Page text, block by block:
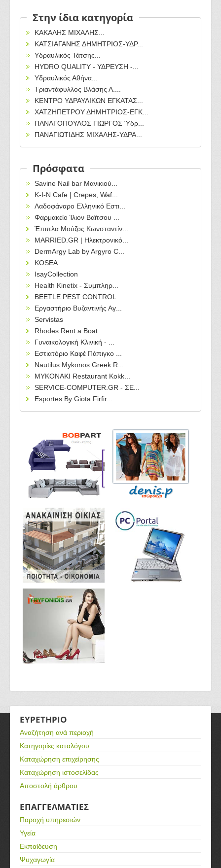
Στην ίδια κατηγορία
ΚΑΚΑΛΗΣ ΜΙΧΑΛΗΣ...
ΚΑΤΣΙΑΓΑΝΗΣ ΔΗΜΗΤΡΙΟΣ-ΥΔΡ...
Υδραυλικός Τάτσης...
HYDRO QUALITY - ΥΔΡΕΥΣΗ -...
Υδραυλικός Αθήνα...
Τριαντάφυλλος Βλάσης Α....
ΚΕΝΤΡΟ ΥΔΡΑΥΛΙΚΩΝ ΕΓΚΑΤΑΣ...
ΧΑΤΖΗΠΕΤΡΟΥ ΔΗΜΗΤΡΙΟΣ-ΕΓΚ...
ΠΑΝΑΓΟΠΟΥΛΟΣ ΓΙΩΡΓΟΣ Ύδρ...
ΠΑΝΑΓΙΩΤΙΔΗΣ ΜΙΧΑΛΗΣ-ΥΔΡΑ...
Πρόσφατα
Savine Nail bar Μανικιού...
Κ-Ι-Ν Cafe | Crepes, Waf...
Λαδοφάναρο Ελληνικό Εστι...
Φαρμακείο Ίλιον Βαϊτσου ...
Έπιπλα Μούζος Κωνσταντίν...
MARRIED.GR | Ηλεκτρονικό...
DermArgy Lab by Argyro C...
KOSEA
IsayCollection
Health Kinetix - Συμπληρ...
BEETLE PEST CONTROL
Εργαστήριο Βυζαντινής Αγ...
Servistas
Rhodes Rent a Boat
Γυναικολογική Κλινική - ...
Εστιατόριο Καφέ Πάπιγκο ...
Nautilus Mykonos Greek R...
MYKONAKI Restaurant Kokk...
SERVICE-COMPUTER.GR - ΣΕ...
Esportes By Giota Firfir...
ΕΥΡΕΤΗΡΙΟ
Αναζήτηση ανά περιοχή
Κατηγορίες καταλόγου
Καταχώρηση επιχείρησης
Καταχώρηση ιστοσελίδας
Αποστολή άρθρου
ΕΠΑΓΓΕΛΜΑΤΙΕΣ
Παροχή υπηρεσιών
Υγεία
Εκπαίδευση
Ψυχαγωγία